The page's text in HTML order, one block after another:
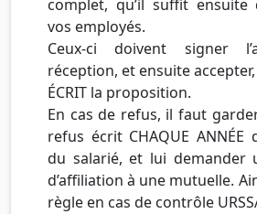
complet, qu’il suffit
vos employés.
Ceux-ci doivent signer
réception, et ensuite
ÉCRIT la proposition.
En cas de refus, il faut
refus écrit CHAQUE ANNÉE
du salarié, et lui demander
d’affiliation à une mutuelle.
règle en cas de contrôle